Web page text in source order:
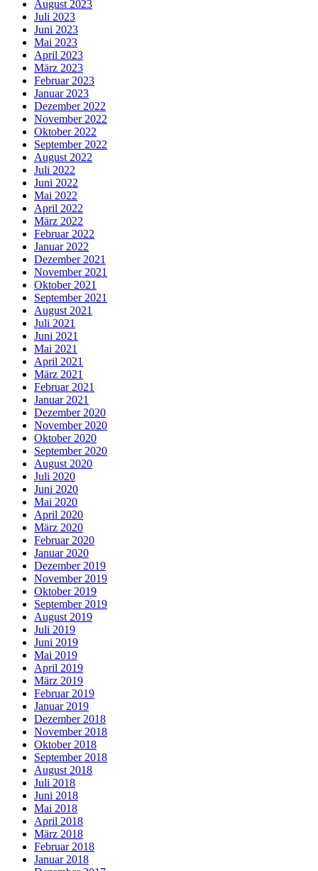
August 2023
Juli 2023
Juni 2023
Mai 2023
April 2023
März 2023
Februar 2023
Januar 2023
Dezember 2022
November 2022
Oktober 2022
September 2022
August 2022
Juli 2022
Juni 2022
Mai 2022
April 2022
März 2022
Februar 2022
Januar 2022
Dezember 2021
November 2021
Oktober 2021
September 2021
August 2021
Juli 2021
Juni 2021
Mai 2021
April 2021
März 2021
Februar 2021
Januar 2021
Dezember 2020
November 2020
Oktober 2020
September 2020
August 2020
Juli 2020
Juni 2020
Mai 2020
April 2020
März 2020
Februar 2020
Januar 2020
Dezember 2019
November 2019
Oktober 2019
September 2019
August 2019
Juli 2019
Juni 2019
Mai 2019
April 2019
März 2019
Februar 2019
Januar 2019
Dezember 2018
November 2018
Oktober 2018
September 2018
August 2018
Juli 2018
Juni 2018
Mai 2018
April 2018
März 2018
Februar 2018
Januar 2018